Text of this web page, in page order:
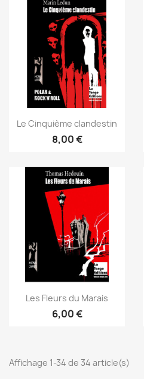
Le Cinquième clandestin
8,00 €
Les Fleurs du Marais
6,00 €
Affichage 1-34 de 34 article(s)